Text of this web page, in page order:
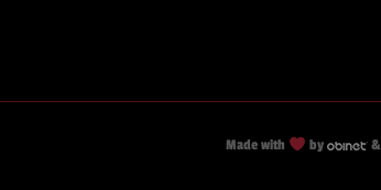
Made with by &